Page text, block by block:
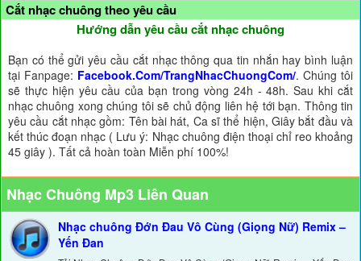
Cắt nhạc chuông theo yêu cầu
Hướng dẫn yêu cầu cắt nhạc chuông
Bạn có thể gửi yêu cầu cắt nhạc thông qua tin nhắn hay bình luận
tại Fanpage: Facebook.Com/TrangNhacChuongCom/. Chúng tôi
sẽ thực hiện yêu cầu của bạn trong vòng 24h - 48h. Sau khi cắt
nhạc chuông xong chúng tôi sẽ chủ động liên hệ tới bạn. Thông tin
yêu cầu cắt nhạc gồm: Tên bài hát, Ca sĩ thể hiện, Giây bắt đầu và
kết thúc đoạn nhạc ( Lưu ý: Nhạc chuông điện thoại chỉ reo khoảng
45 giây ). Tất cả hoàn toàn Miễn phí 100%!
Nhạc Chuông Mp3 Liên Quan
Nhạc chuông Đớn Đau Vô Cùng (Giọng Nữ) Remix –
Yến Đan